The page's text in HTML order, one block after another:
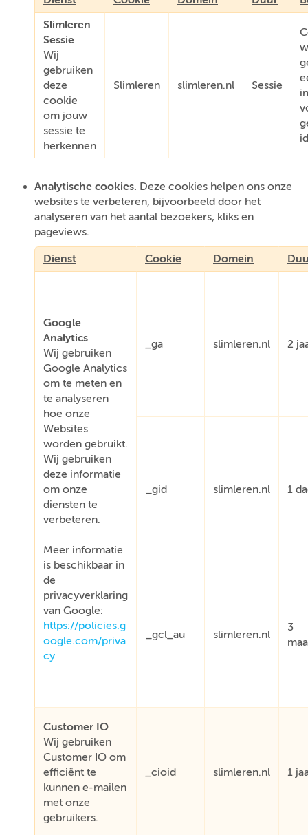
Slimleren
Sessie
Wij
gebruiken
deze
cookie
om jouw
sessie te
herkennen
Slimleren slimleren.nl Sessie
Analytische cookies. Deze cookies helpen ons onze
websites te verbeteren, bijvoorbeeld door het
analyseren van het aantal bezoekers, kliks en
pageviews.
Dienst Cookie Domein
Google
Analytics
Wij gebruiken
Google Analytics
om te meten en
te analyseren
hoe onze
Websites
worden gebruikt.
Wij gebruiken
deze informatie
om onze
diensten te
verbeteren.
Meer informatie
is beschikbaar in
de
privacyverklaring
van Google:
https://policies.g
oogle.com/priva
cy
_ga slimleren.nl 2
_gid slimleren.nl 1
_gcl_au slimleren.nl
3
Customer IO
Wij gebruiken
Customer IO om
efficiënt te
kunnen e-mailen
met onze
gebruikers.
_cioid slimleren.nl 1